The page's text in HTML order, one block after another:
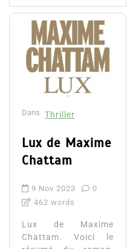
Dans Thriller
Lux de Maxime
Chattam
9 Nov 2023
0
462 words
Lux de Maxime
Chattam. Voici le